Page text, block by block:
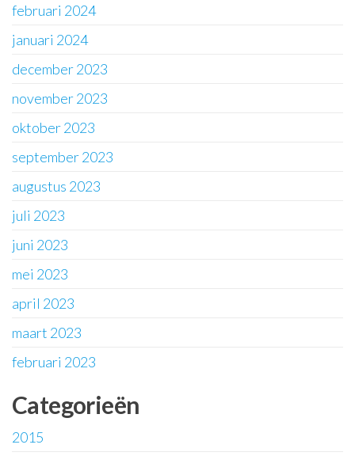
februari 2024
januari 2024
december 2023
november 2023
oktober 2023
september 2023
augustus 2023
juli 2023
juni 2023
mei 2023
april 2023
maart 2023
februari 2023
Categorieën
2015